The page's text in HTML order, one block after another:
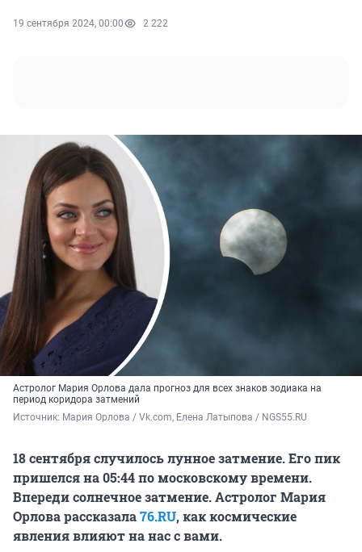
19 сентября 2024, 00:00 2 222
Астролог Мария Орлова дала прогноз для всех знаков зодиака на
период коридора затмений
Источник: Мария Орлова / Vk.com, Елена Латыпова / NGS55.RU
18 сентября случилось лунное затмение. Его пик
пришелся на 05:44 по московскому времени.
Впереди солнечное затмение.Астролог Мария
Орловарассказала76.RU, как космические
явления влияют на нас с вами.